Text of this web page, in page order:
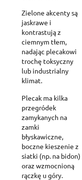
Zielone akcenty są
jaskrawe i
kontrastują z
ciemnym tłem,
nadając plecakowi
trochę toksyczny
lub industrialny
klimat.
Plecak ma kilka
przegródek
zamykanych na
zamki
błyskawiczne,
boczne kieszenie z
siatki (np. na bidon)
oraz wzmocnioną
rączkę u góry.